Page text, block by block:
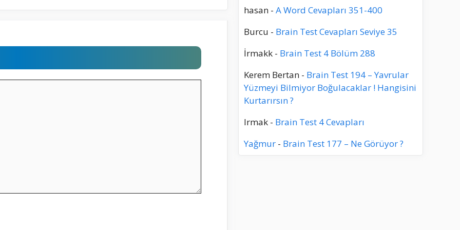
hasan - A Word Cevapları 351-400
Burcu - Brain Test Cevapları Seviye 35
İrmakk - Brain Test 4 Bölüm 288
Kerem Bertan - Brain Test 194 – Yavrular
Yüzmeyi Bilmiyor Boğulacaklar ! Hangisini
Kurtarırsın ?
Irmak - Brain Test 4 Cevapları
Yağmur - Brain Test 177 – Ne Görüyor ?